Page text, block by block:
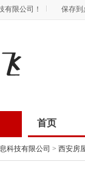
有限公司！ 保存到
首页
科技有限公司 > 西安房